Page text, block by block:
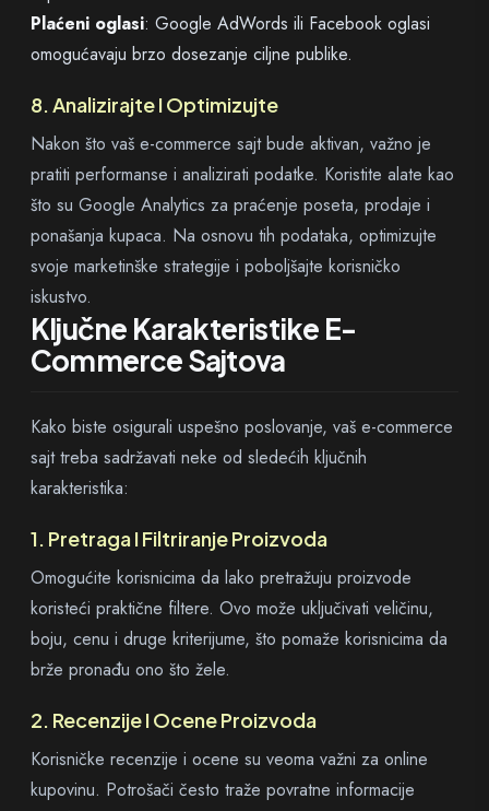
Plaćeni oglasi: Google AdWords ili Facebook oglasi
omogućavaju brzo dosezanje ciljne publike.
8. Analizirajte I Optimizujte
Nakon što vaš e-commerce sajt bude aktivan, važno je
pratiti performanse i analizirati podatke. Koristite alate kao
što su Google Analytics za praćenje poseta, prodaje i
ponašanja kupaca. Na osnovu tih podataka, optimizujte
svoje marketinške strategije i poboljšajte korisničko
iskustvo.
Ključne Karakteristike E-
Commerce Sajtova
Kako biste osigurali uspešno poslovanje, vaš e-commerce
sajt treba sadržavati neke od sledećih ključnih
karakteristika:
1. Pretraga I Filtriranje Proizvoda
Omogućite korisnicima da lako pretražuju proizvode
koristeći praktične filtere. Ovo može uključivati veličinu,
boju, cenu i druge kriterijume, što pomaže korisnicima da
brže pronađu ono što žele.
2. Recenzije I Ocene Proizvoda
Korisničke recenzije i ocene su veoma važni za online
kupovinu. Potrošači često traže povratne informacije